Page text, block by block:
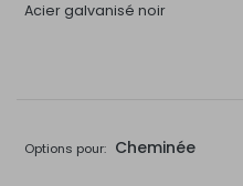
Acier galvanisé noir
Options pour: Cheminée